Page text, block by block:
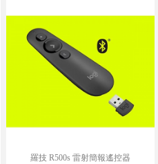
羅技 R500s 雷射簡報遙控器